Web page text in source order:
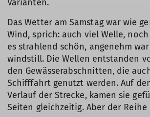
Varianten.
Das Wetter am Samstag war wie
Wind, sprich: auch viel Welle,
es strahlend schön, angenehm
windstill. Die Wellen entstanden
den Gewässerabschnitten, die
Schifffahrt genutzt werden. Auf
Verlauf der Strecke, kamen sie
Seiten gleichzeitig. Aber der Reihe